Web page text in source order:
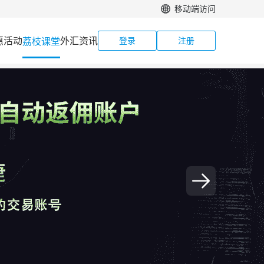
移动端访问
活动荔枝课堂外汇资讯 登录 注册